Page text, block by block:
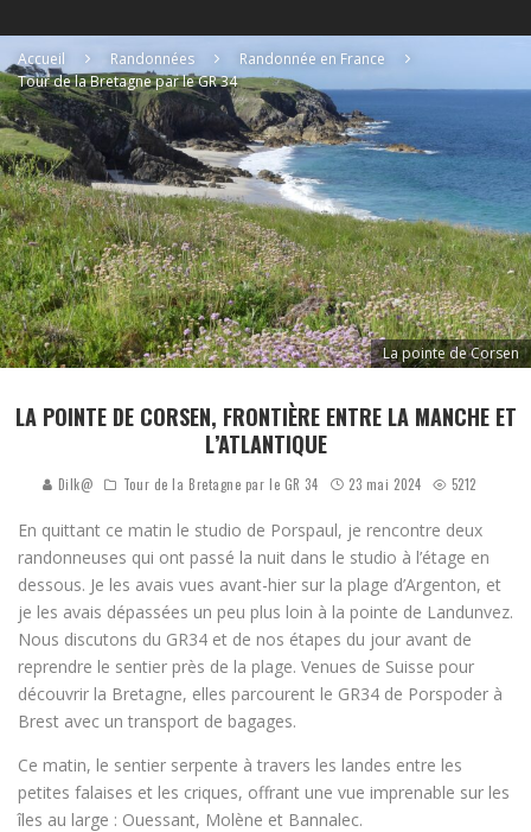
Accueil Randonnées
Randonnée en France
Tour de la Bretagne par le GR 34
La pointe de Corsen
LA POINTE DE CORSEN, FRONTIÈRE ENTRE LA MANCHE ET
L’ATLANTIQUE
Dilk@ Tour de la Bretagne par le GR 34 23 mai 2024 5212
En quittant ce matin le studio de Porspaul, je rencontre deux
randonneuses qui ont passé la nuit dans le studio à l’étage en
dessous. Je les avais vues avant-hier sur la plage d’Argenton, et
je les avais dépassées un peu plus loin à la pointe de Landunvez.
Nous discutons du GR34 et de nos étapes du jour avant de
reprendre le sentier près de la plage. Venues de Suisse pour
découvrir la Bretagne, elles parcourent le GR34 de Porspoder à
Brest avec un transport de bagages.
Ce matin, le sentier serpente à travers les landes entre les
petites falaises et les criques, offrant une vue imprenable sur les
îles au large : Ouessant, Molène et Bannalec.